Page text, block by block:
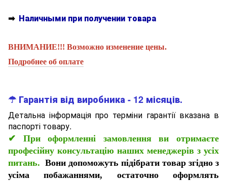
➡ Наличными при получении товара
ВНИМАНИЕ!!! Возможно изменение цены.
Подробнее об оплате
☂ Гарантія від виробника - 12 місяців.
Детальна інформація про терміни гарантії вказана в
паспорті товару.
✔ При оформленні замовлення ви отримаєте
професійну консультацію наших менеджерів з усіх
питань. Вони допоможуть підібрати товар згідно з
усіма побажаннями, остаточно оформлять